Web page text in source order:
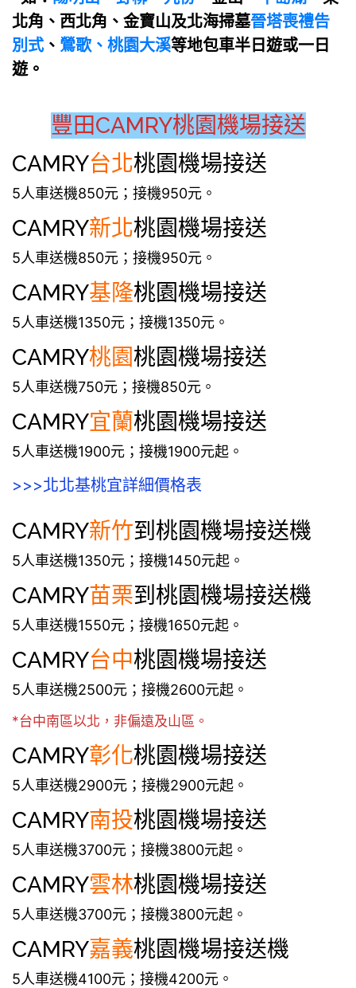
北角、西北角、金寶山及北海掃墓晉塔喪禮告
別式、 鶯歌、桃園大溪等地包車半日遊或一日
遊。
豐田CAMRY桃園機場接送
CAMRY台北桃園機場接送
5人車送機850元；接機950元。
CAMRY新北桃園機場接送
5人車送機850元；接機950元。
CAMRY基隆桃園機場接送
5人車送機1350元；接機1350元。
CAMRY桃園桃園機場接送
5人車送機750元；接機850元。
CAMRY宜蘭桃園機場接送
5人車送機1900元；接機1900元起。
>>>北北基桃宜詳細價格表
CAMRY新竹到桃園機場接送機
5人車送機1350元；接機1450元起。
CAMRY苗栗到桃園機場接送機
5人車送機1550元；接機1650元起。
CAMRY台中桃園機場接送
5人車送機2500元；接機2600元起。
*台中南區以北，非偏遠及山區。
CAMRY彰化桃園機場接送
5人車送機2900元；接機2900元起。
CAMRY南投桃園機場接送
5人車送機3700元；接機3800元起。
CAMRY雲林桃園機場接送
5人車送機3700元；接機3800元起。
CAMRY嘉義桃園機場接送機
5人車送機4100元；接機4200元。